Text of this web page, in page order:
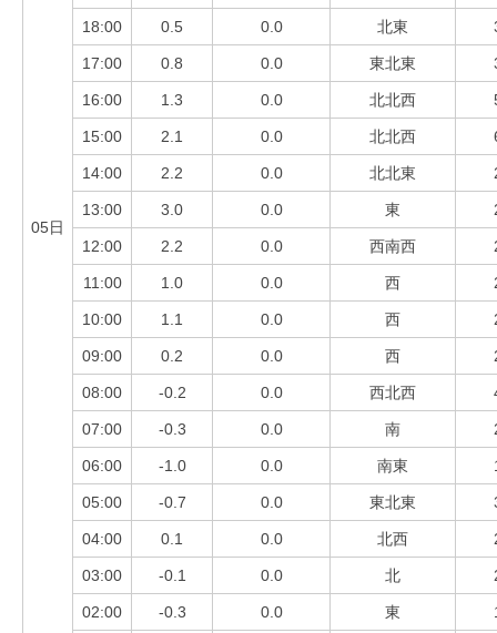
05日
18:00 0.5 0.0 北東
17:00 0.8 0.0 東北東
16:00 1.3 0.0 北北西
15:00 2.1 0.0 北北西
14:00 2.2 0.0 北北東
13:00 3.0 0.0 東
12:00 2.2 0.0 西南西
11:00 1.0 0.0 西
10:00 1.1 0.0 西
09:00 0.2 0.0 西
08:00 -0.2 0.0 西北西
07:00 -0.3 0.0 南
06:00 -1.0 0.0 南東
05:00 -0.7 0.0 東北東
04:00 0.1 0.0 北西
03:00 -0.1 0.0 北
02:00 -0.3 0.0 東